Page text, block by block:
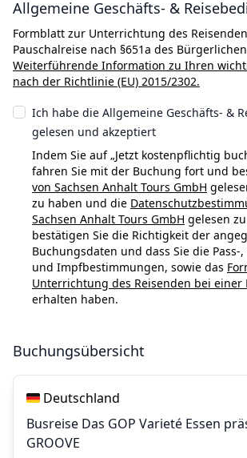
Allgemeine Geschäfts- &
Formblatt zur Unterrichtung des
Pauschalreise nach §651a des
Weiterführende Information zu Ihren
nach der Richtlinie (EU) 2015/2302.
Ich habe die Allgemeine Geschäfts- &
gelesen und akzeptiert
Indem Sie auf „Jetzt kostenpflichtig
fahren Sie mit der Buchung fort und
von Sachsen Anhalt Tours GmbH
zu haben und die
Sachsen Anhalt Tours GmbH gelesen
bestätigen Sie die Richtigkeit der
Buchungsdaten und dass Sie die Pass-,
und Impfbestimmungen, sowie das
Unterrichtung des Reisenden bei einer
erhalten haben.
Buchungsübersicht
Reiseziele
Deutschland
Busreise Das GOP Varieté Essen
GROOVE